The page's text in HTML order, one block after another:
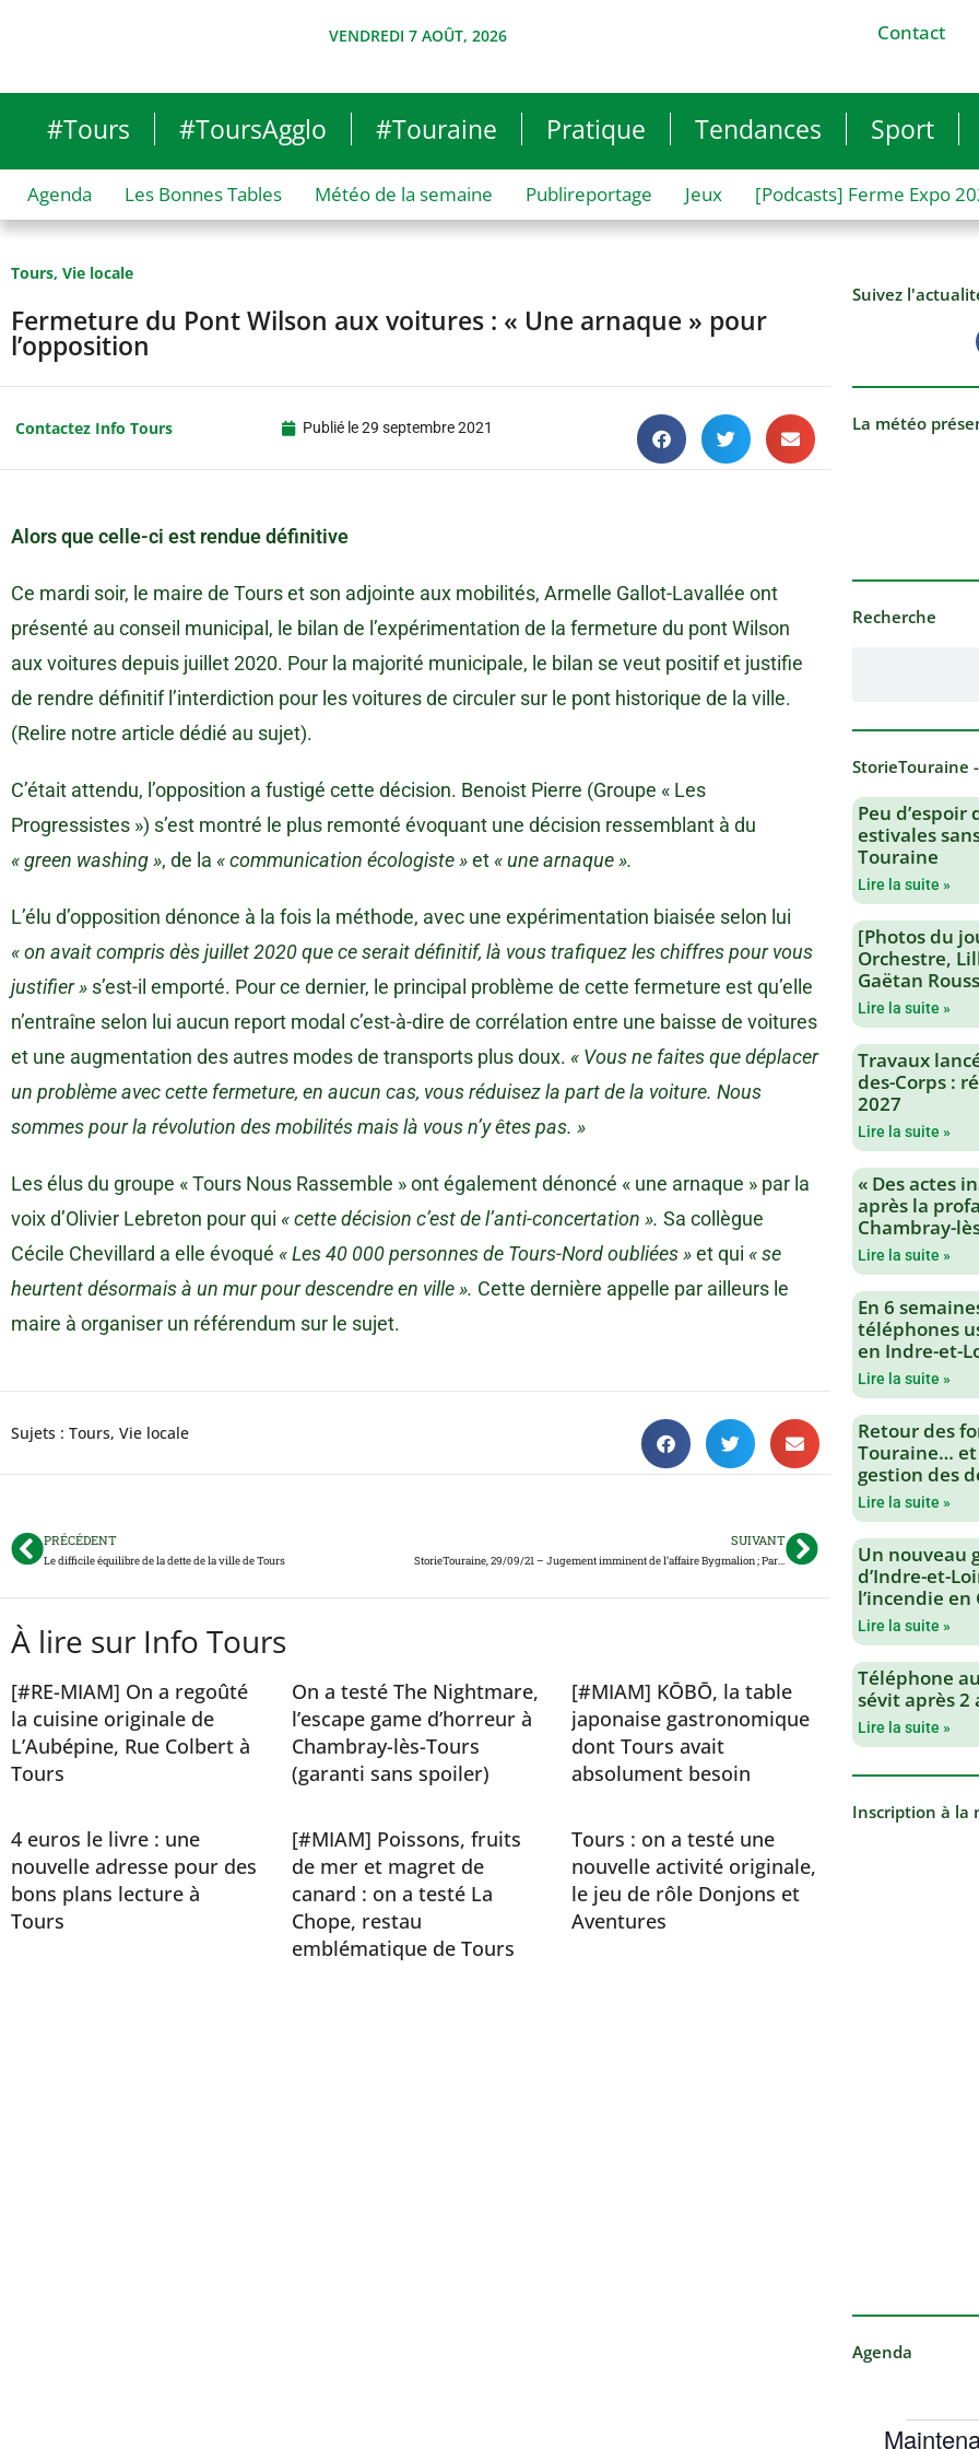
VENDREDI 7 AOÛT, 2026 Contact
#Tours #ToursAgglo #Touraine Pratique Tendances Sport
Agenda Les Bonnes Tables Météo de la semaine Publireportage Jeux [Podcasts] Ferme Expo
Tours, Vie locale
Fermeture du Pont Wilson aux voitures : « Une arnaque » pour
l’opposition
Contactez Info Tours Publié le29 septembre 2021
Alors que celle-ci est rendue définitive
Ce mardi soir, le maire de Tours et son adjointe aux mobilités, Armelle Gallot-Lavallée ont
présenté au conseil municipal, le bilan de l’expérimentation de la fermeture du pont Wilson
aux voitures depuis juillet 2020. Pour la majorité municipale, le bilan se veut positif et justifie
de rendre définitif l’interdiction pour les voitures de circuler sur le pont historique de la ville.
(Relire notre article dédié au sujet).
C’était attendu, l’opposition a fustigé cette décision. Benoist Pierre (Groupe « Les
Progressistes ») s’est montré le plus remonté évoquant une décision ressemblant à du
« green washing », de la « communication écologiste »et« une arnaque ».
L’élu d’opposition dénonce à la fois la méthode, avec une expérimentation biaisée selon lui
« on avait compris dès juillet 2020 que ce serait définitif, là vous trafiquez les chiffres pour vous
justifier » s’est-il emporté. Pour ce dernier, le principal problème de cette fermeture est qu’elle
n’entraîne selon lui aucun report modal c’est-à-dire de corrélation entre une baisse de voitures
et une augmentation des autres modes de transports plus doux. « Vous ne faites que déplacer
un problème avec cette fermeture, en aucun cas, vous réduisez la part de la voiture. Nous
sommes pour la révolution des mobilités mais là vous n’y êtes pas. »
Les élus du groupe « Tours Nous Rassemble » ont également dénoncé « une arnaque » par la
voix d’Olivier Lebreton pour qui « cette décision c’est de l’anti-concertation ». Sa collègue
Cécile Chevillard a elle évoqué « Les 40 000 personnes de Tours-Nord oubliées »et qui « se
heurtent désormais à un mur pour descendre en ville ». Cette dernière appelle par ailleurs le
maire à organiser un référendum sur le sujet.
Sujets : Tours, Vie locale
PRÉCÉDENT
Le difficile équilibre de la dette de la ville de Tours
SUIVANT
StorieTouraine, 29/09/21 – Jugement imminent de l’affaire Bygmalion ; Parc de panneaux solaires géant à Ambillou ; François Hollande à Saint-Martin-le-Beau…
À lire sur Info Tours
[#RE-MIAM] On a regoûté
la cuisine originale de
L’Aubépine, Rue Colbert à
Tours
On a testé The Nightmare,
l’escape game d’horreur à
Chambray-lès-Tours
(garanti sans spoiler)
[#MIAM] KŌBŌ, la table
japonaise gastronomique
dont Tours avait
absolument besoin
4 euros le livre : une
nouvelle adresse pour des
bons plans lecture à
Tours
[#MIAM] Poissons, fruits
de mer et magret de
canard : on a testé La
Chope, restau
emblématique de Tours
Tours : on a testé une
nouvelle activité originale,
le jeu de rôle Donjons et
Aventures
Suivez
La météo
Recherche
StorieTouraine
Peu
estivales
Touraine
Lire la suite »
[Photos du
Orchestre,
Gaëtan
Lire la suite »
Travaux
des-Corps :
2027
Lire la suite »
« Des actes
après la
Chambray-
Lire la suite »
En 6
téléphones
en Indre-et-
Lire la suite »
Retour des
Touraine…
gestion des
Lire la suite »
Un nouveau
d’Indre-et-
l’incendie
Lire la suite »
Téléphone
sévit après 2
Lire la suite »
Inscription à la
Agenda